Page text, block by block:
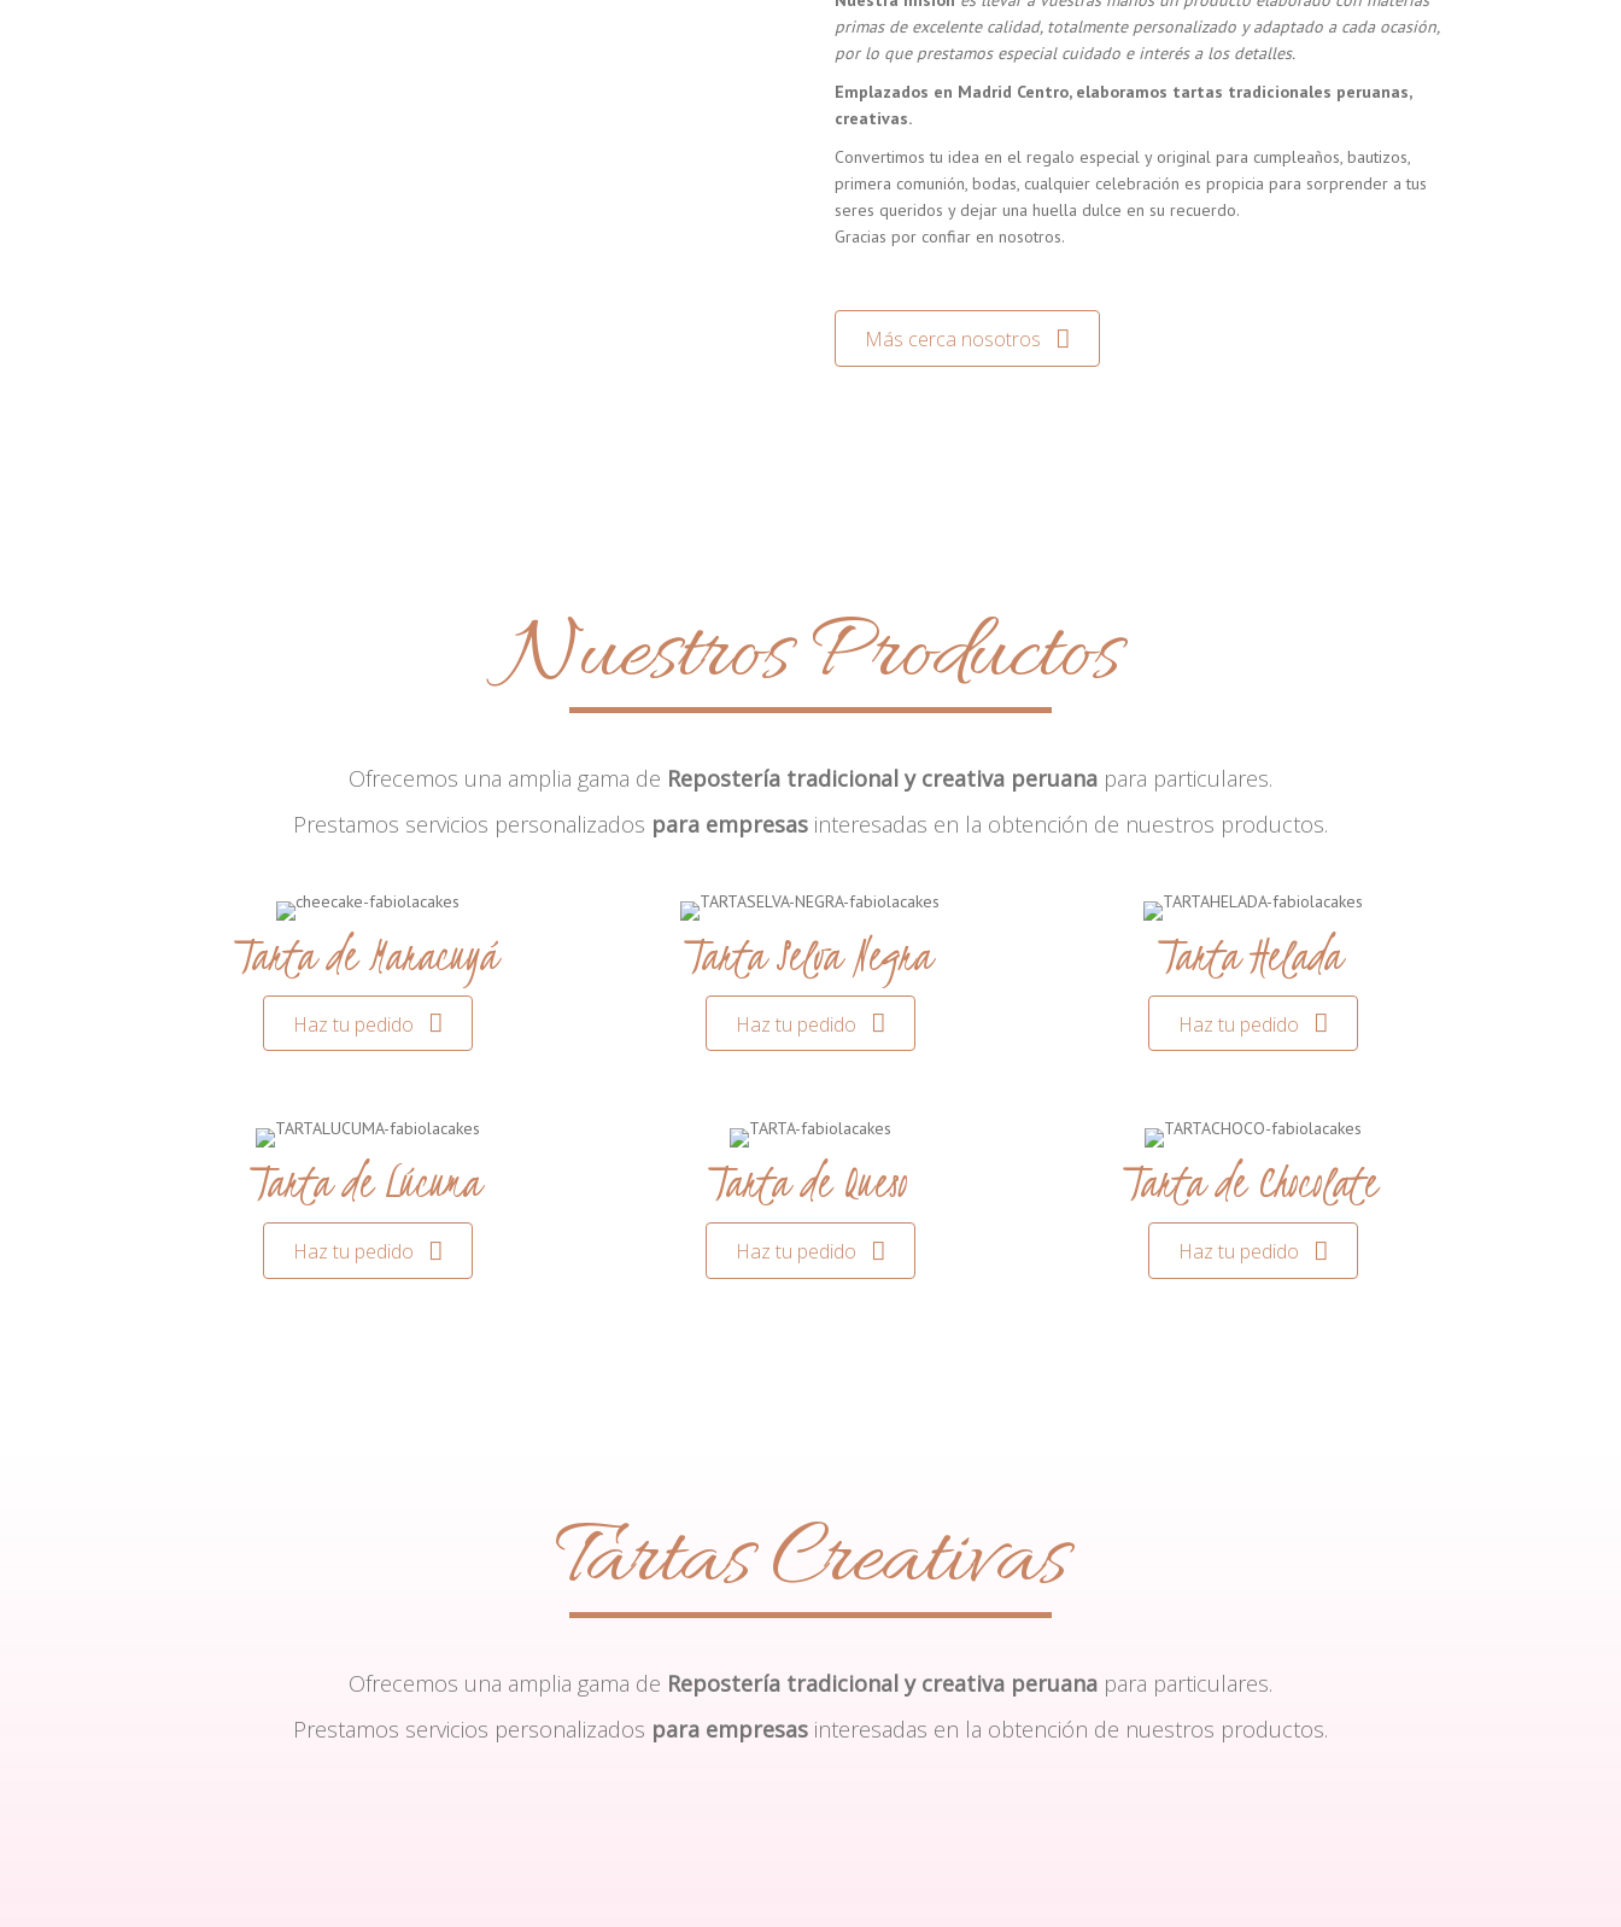
primas de excelente calidad, totalmente personalizado y adaptado a cada ocasión,
por lo que prestamos especial cuidado e interés a los detalles.
Emplazados en Madrid Centro, elaboramos tartas tradicionales peruanas,
creativas.
Convertimos tu idea en el regalo especial y original para cumpleaños, bautizos,
primera comunión, bodas, cualquier celebración es propicia para sorprender a tus
seres queridos y dejar una huella dulce en su recuerdo.
Gracias por confiar en nosotros.
Más cerca nosotros
Nuestros Productos
Ofrecemos una amplia gama de Repostería tradicional y creativa peruana para particulares.
Prestamos servicios personalizados para empresas interesadas en la obtención de nuestros productos.
Tarta de Maracuyá
Haz tu pedido
Tarta Selva Negra
Haz tu pedido
Tarta Helada
Haz tu pedido
Tarta de Lúcuma
Haz tu pedido
Tarta de Queso
Haz tu pedido
Tarta de Chocolate
Haz tu pedido
Tartas Creativas
Ofrecemos una amplia gama de Repostería tradicional y creativa peruana para particulares.
Prestamos servicios personalizados para empresas interesadas en la obtención de nuestros productos.